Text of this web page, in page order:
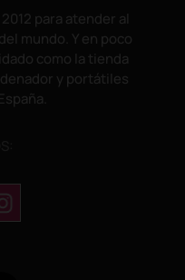
para atender al
mundo. Y en poco
como la tienda
y portátiles